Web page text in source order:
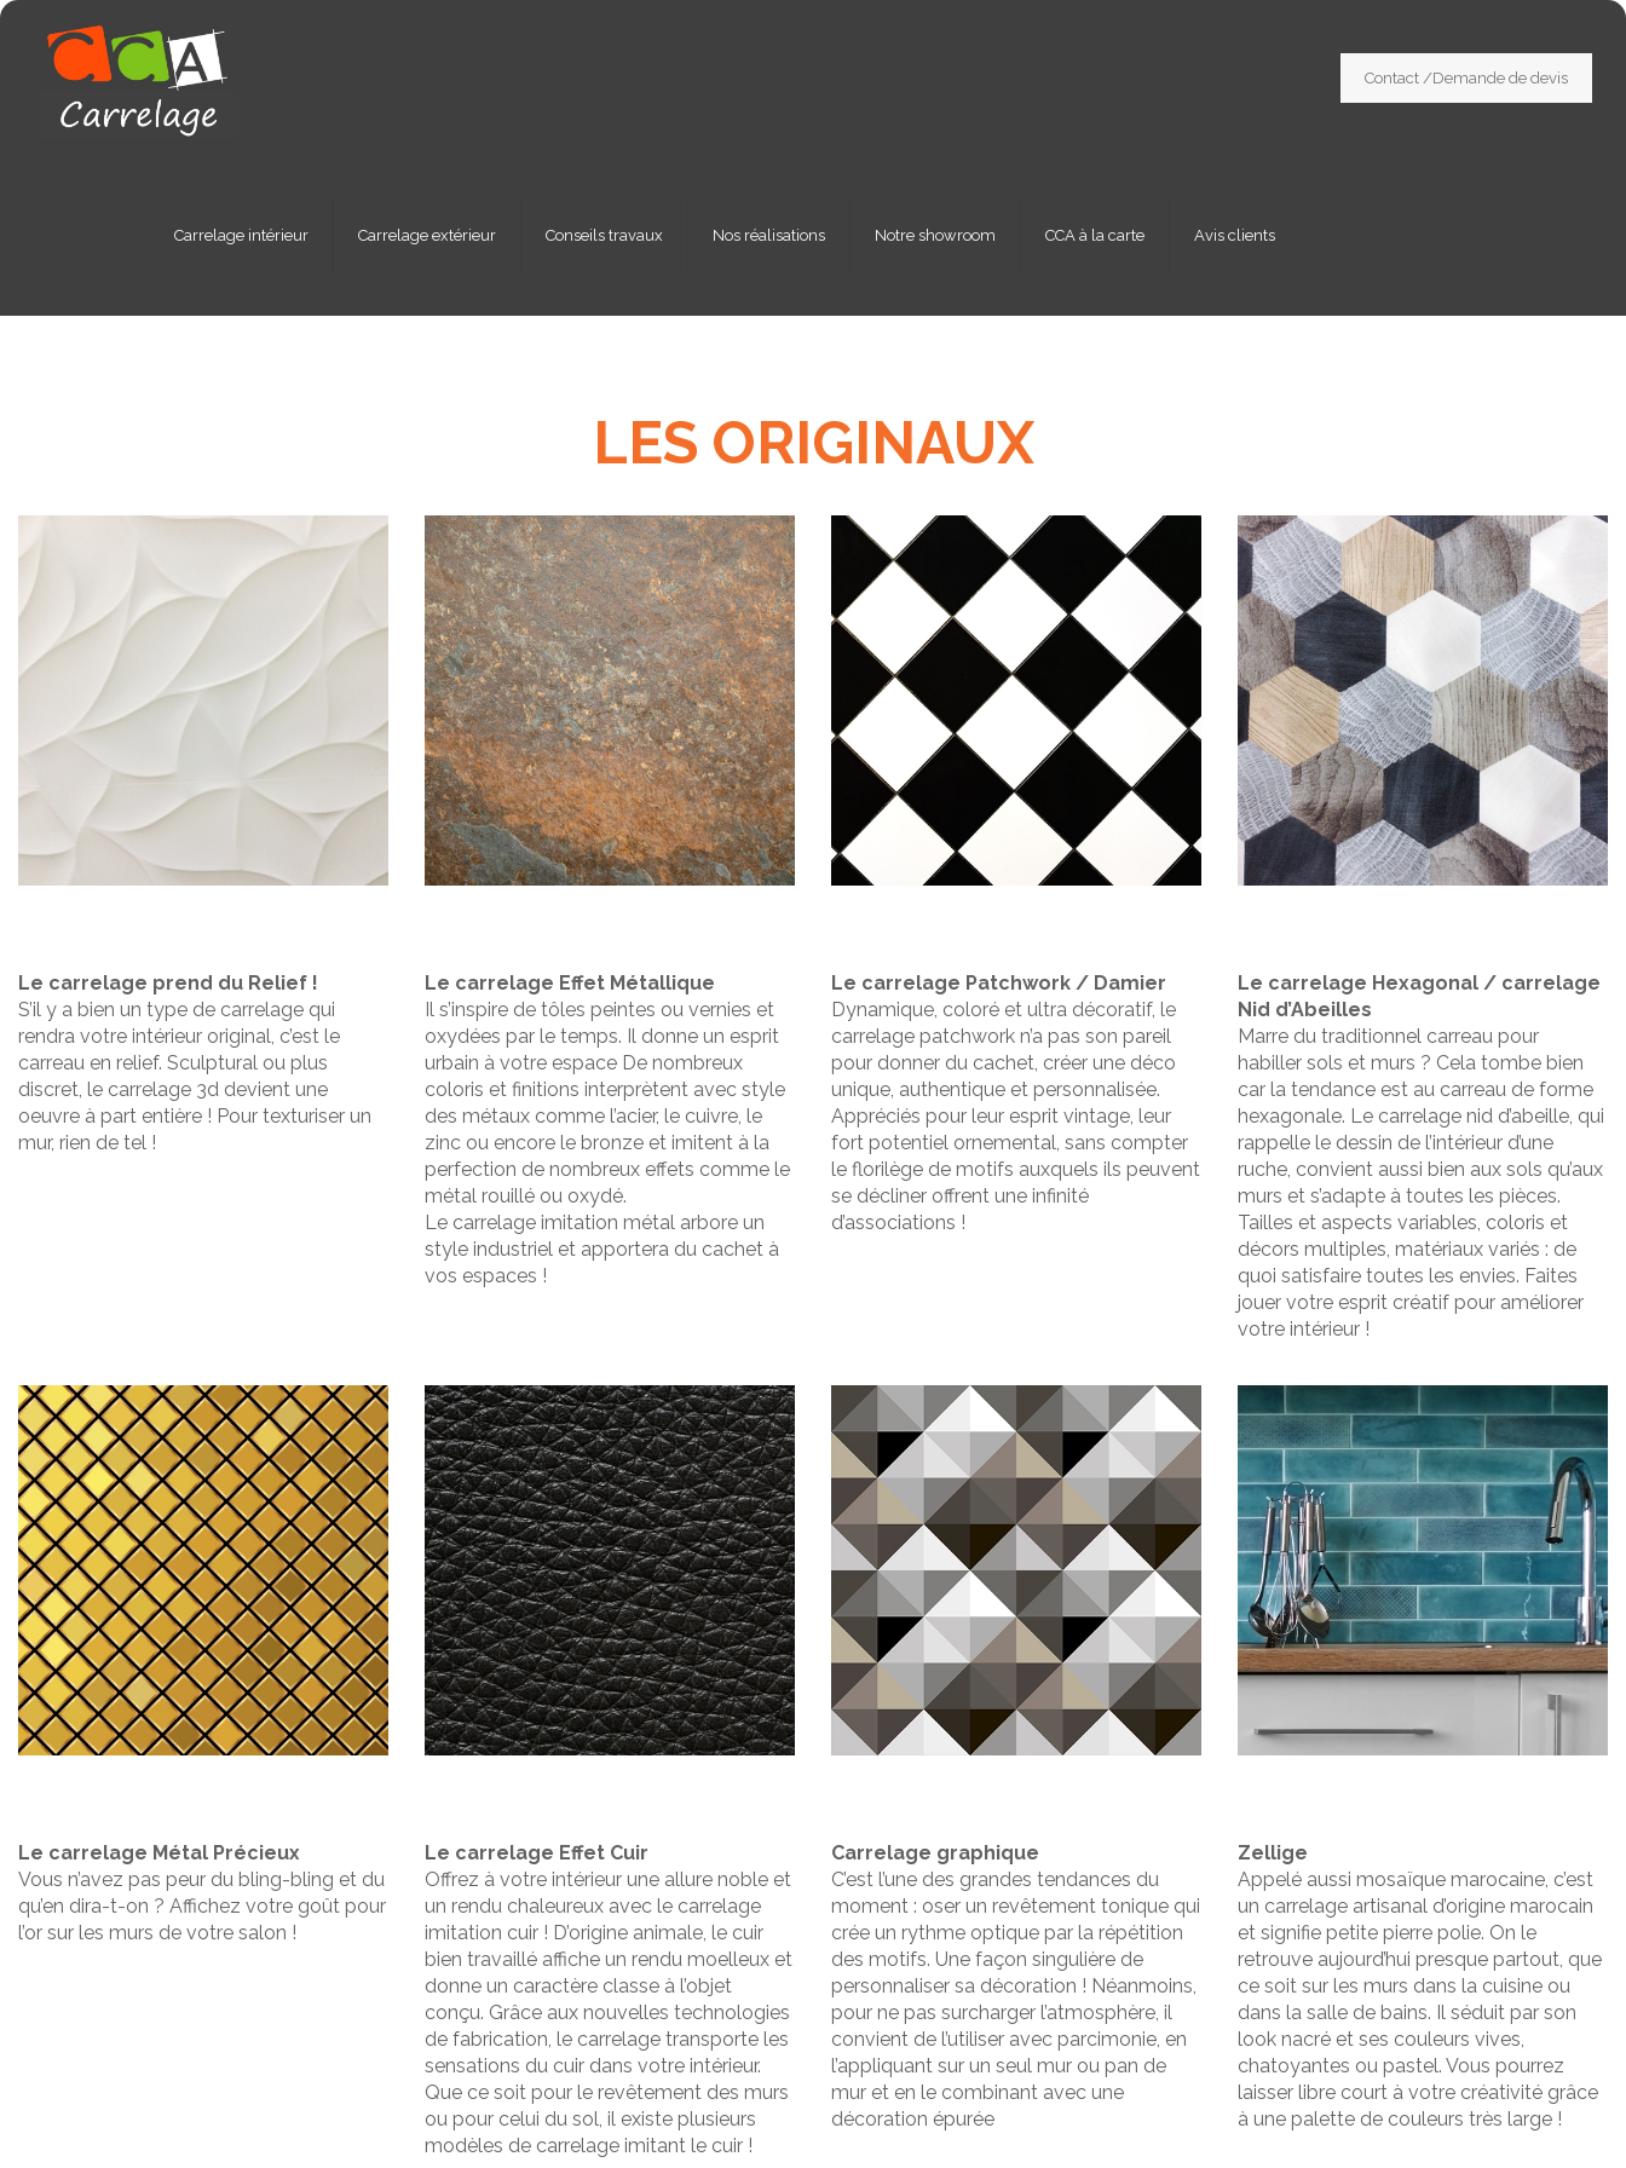
Carrelage intérieur Carrelage extérieur Conseils travaux Nos réalisations Notre showroom CCA à la carte Avis clients
Contact /Demande de devis
LES ORIGINAUX
Le carrelage prend du Relief !
S’il y a bien un type de carrelage qui
rendra votre intérieur original, c’est le
carreau en relief. Sculptural ou plus
discret, le carrelage 3d devient une
oeuvre à part entière ! Pour texturiser un
mur, rien de tel !
Le carrelage Effet Métallique
Il s’inspire de tôles peintes ou vernies et
oxydées par le temps. Il donne un esprit
urbain à votre espace De nombreux
coloris et finitions interprètent avec style
des métaux comme l’acier, le cuivre, le
zinc ou encore le bronze et imitent à la
perfection de nombreux effets comme le
métal rouillé ou oxydé.
Le carrelage imitation métal arbore un
style industriel et apportera du cachet à
vos espaces !
Le carrelage Patchwork / Damier
Dynamique, coloré et ultra décoratif, le
carrelage patchwork n’a pas son pareil
pour donner du cachet, créer une déco
unique, authentique et personnalisée.
Appréciés pour leur esprit vintage, leur
fort potentiel ornemental, sans compter
le florilège de motifs auxquels ils peuvent
se décliner offrent une infinité
d’associations !
Le carrelage Hexagonal / carrelage
Nid d’Abeilles
Marre du traditionnel carreau pour
habiller sols et murs ? Cela tombe bien
car la tendance est au carreau de forme
hexagonale. Le carrelage nid d’abeille, qui
rappelle le dessin de l’intérieur d’une
ruche, convient aussi bien aux sols qu’aux
murs et s’adapte à toutes les pièces.
Tailles et aspects variables, coloris et
décors multiples, matériaux variés : de
quoi satisfaire toutes les envies. Faites
jouer votre esprit créatif pour améliorer
votre intérieur !
Le carrelage Métal Précieux
Vous n’avez pas peur du bling-bling et du
qu’en dira-t-on ? Affichez votre goût pour
l’or sur les murs de votre salon !
Le carrelage Effet Cuir
Offrez à votre intérieur une allure noble et
un rendu chaleureux avec le carrelage
imitation cuir ! D’origine animale, le cuir
bien travaillé affiche un rendu moelleux et
donne un caractère classe à l’objet
conçu. Grâce aux nouvelles technologies
de fabrication, le carrelage transporte les
sensations du cuir dans votre intérieur.
Que ce soit pour le revêtement des murs
ou pour celui du sol, il existe plusieurs
modèles de carrelage imitant le cuir !
Carrelage graphique
C’est l’une des grandes tendances du
moment : oser un revêtement tonique qui
crée un rythme optique par la répétition
des motifs. Une façon singulière de
personnaliser sa décoration ! Néanmoins,
pour ne pas surcharger l’atmosphère, il
convient de l’utiliser avec parcimonie, en
l’appliquant sur un seul mur ou pan de
mur et en le combinant avec une
décoration épurée
Zellige
Appelé aussi mosaïque marocaine, c’est
un carrelage artisanal d’origine marocain
et signifie petite pierre polie. On le
retrouve aujourd’hui presque partout, que
ce soit sur les murs dans la cuisine ou
dans la salle de bains. Il séduit par son
look nacré et ses couleurs vives,
chatoyantes ou pastel. Vous pourrez
laisser libre court à votre créativité grâce
à une palette de couleurs très large !